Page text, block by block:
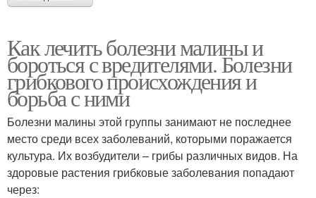
Как лечить болезни малины и
бороться с вредителями. Болезни
грибкового происхождения и
борьба с ними
Болезни малины этой группы занимают не последнее
место среди всех заболеваний, которыми поражается
культура. Их возбудители – грибы различных видов. На
здоровые растения грибковые заболевания попадают
через: